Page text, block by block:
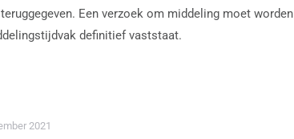
Een verzoek om middeling moet worden
definitief vaststaat.
2021